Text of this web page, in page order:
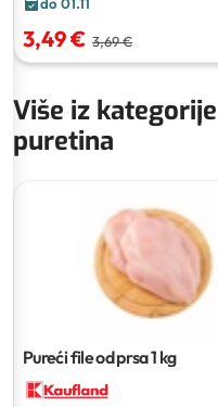
do 01.11
3,49 € 3,69 €
Više iz
puretina
Pureći file od prsa1 kg